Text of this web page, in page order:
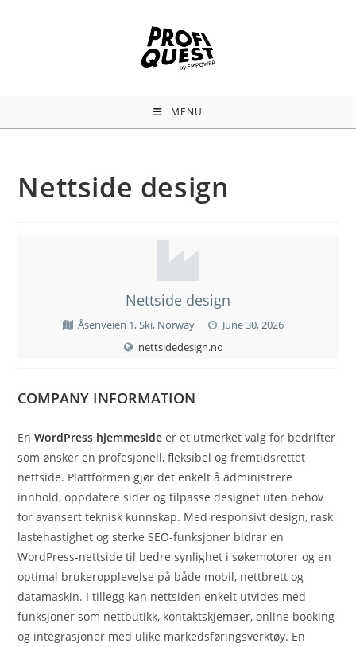
MENU
Nettside design
Nettside design
Åsenveien 1, Ski, Norway
June 30, 2026
nettsidedesign.no
COMPANY INFORMATION
EnWordPress hjemmeside er et utmerket valg for bedrifter
som ønsker en profesjonell, fleksibel og fremtidsrettet
nettside. Plattformen gjør det enkelt å administrere
innhold, oppdatere sider og tilpasse designet uten behov
for avansert teknisk kunnskap. Med responsivt design, rask
lastehastighet og sterke SEO-funksjoner bidrar en
WordPress-nettside til bedre synlighet i søkemotorer og en
optimal brukeropplevelse på både mobil, nettbrett og
datamaskin. I tillegg kan nettsiden enkelt utvides med
funksjoner som nettbutikk, kontaktskjemaer, online booking
og integrasjoner med ulike markedsføringsverktøy. En